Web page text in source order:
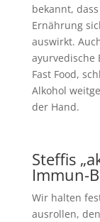
bekannt,
Ernährung
auswirkt.
ayurvedische
Fast Food,
Alkohol
der Hand.
Steffis
Immun-
Wir halten
ausrollen,